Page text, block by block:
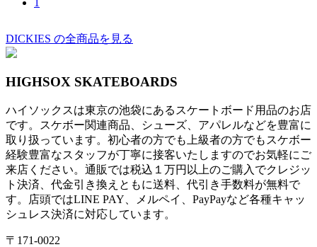
1
DICKIES の全商品を見る
HIGHSOX SKATEBOARDS
ハイソックスは東京の池袋にあるスケートボード用品のお店
です。スケボー関連商品、シューズ、アパレルなどを豊富に
取り扱っています。初心者の方でも上級者の方でもスケボー
経験豊富なスタッフが丁寧に接客いたしますのでお気軽にご
来店ください。通販では税込１万円以上のご購入でクレジッ
ト決済、代金引き換えともに送料、代引き手数料が無料で
す。店頭ではLINE PAY、メルペイ、PayPayなど各種キャッ
シュレス決済に対応しています。
〒171-0022